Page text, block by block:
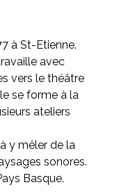
à St-Etienne.
avec
vers le théâtre
se forme à la
ateliers
y mêler de la
sonores.
Basque.